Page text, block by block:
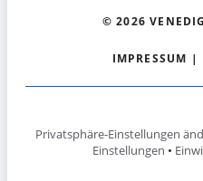
© 2026
IMPRESSUM |
Privatsphäre-Einstellungen
Einstellungen •